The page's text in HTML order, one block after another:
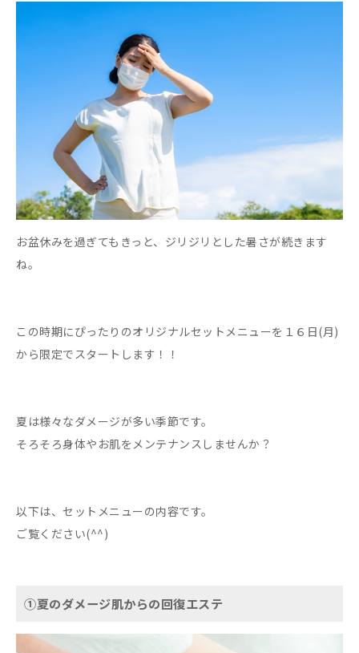
お盆休みを過ぎてもきっと、ジリジリとした暑さが続きます
ね。
この時期にぴったりのオリジナルセットメニューを１６日(月)
から限定でスタートします！！
夏は様々なダメージが多い季節です。
そろそろ身体やお肌をメンテナンスしませんか？
以下は、セットメニューの内容です。
ご覧ください(^^)
①夏のダメージ肌からの回復エステ